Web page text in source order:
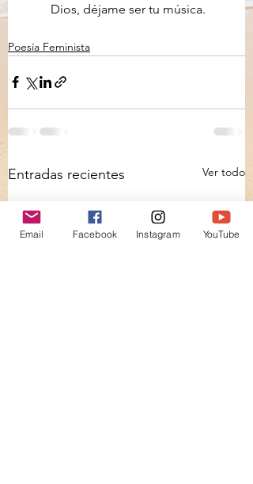
Dios, déjame ser tu música.
Poesía Feminista
Entradas recientes Ver todo
Email Facebook Instagram YouTube